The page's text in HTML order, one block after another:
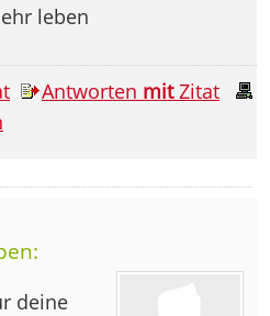
leben
Antworten mitZitat
deine